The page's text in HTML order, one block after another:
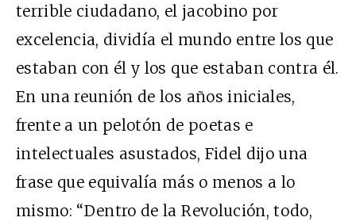
terrible ciudadano, el jacobino por
excelencia, dividía el mundo entre los que
estaban con él y los que estaban contra él.
En una reunión de los años iniciales,
frente a un pelotón de poetas e
intelectuales asustados, Fidel dijo una
frase que equivalía más o menos a lo
mismo: “Dentro de la Revolución, todo,